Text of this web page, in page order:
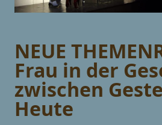
NEUE
Frau in der
zwischen
Heute